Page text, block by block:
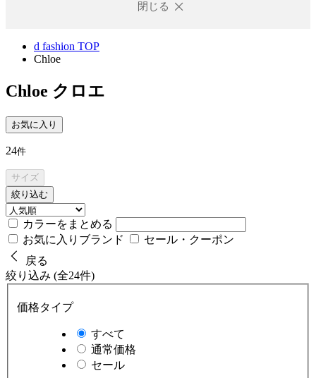
閉じる
d fashion TOP
Chloe
Chloe クロエ
お気に入り
24件
サイズ
絞り込む
カラーをまとめる
お気に入りブランド
セール・クーポン
戻る
絞り込み (全24件)
価格タイプ
すべて
通常価格
セール